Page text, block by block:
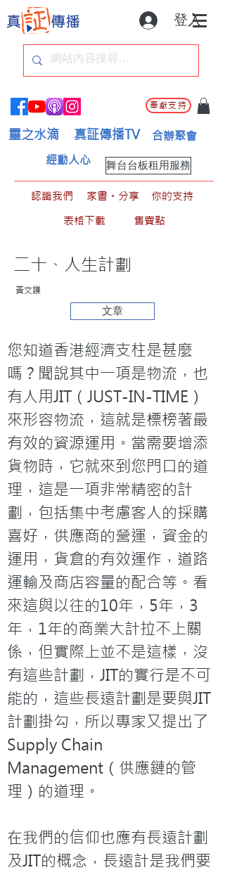
登入
奉獻支持
靈之水滴 真証傳播TV 合辦聚會
舞台台板租用服務
經動人心
認識我們 家書。分享
你的支持
表格下載
售賣點
二十、人生計劃
黃文謙
文章
您知道香港經濟支柱是甚麼
嗎？聞說其中一項是物流，也
有人用JIT（JUST-IN-TIME）
來形容物流，這就是標榜著最
有效的資源運用。當需要增添
貨物時，它就來到您門口的道
理，這是一項非常精密的計
劃，包括集中考慮客人的採購
喜好，供應商的營運，資金的
運用，貨倉的有效運作，道路
運輸及商店容量的配合等。看
來這與以往的10年，5年，3
年，1年的商業大計拉不上關
係，但實際上並不是這樣，沒
有這些計劃，JIT的實行是不可
能的，這些長遠計劃是要與JIT
計劃掛勾，所以專家又提出了
Supply Chain
Management（供應鏈的管
理）的道理。
在我們的信仰也應有長遠計劃
及JIT的概念，長遠計是我們要